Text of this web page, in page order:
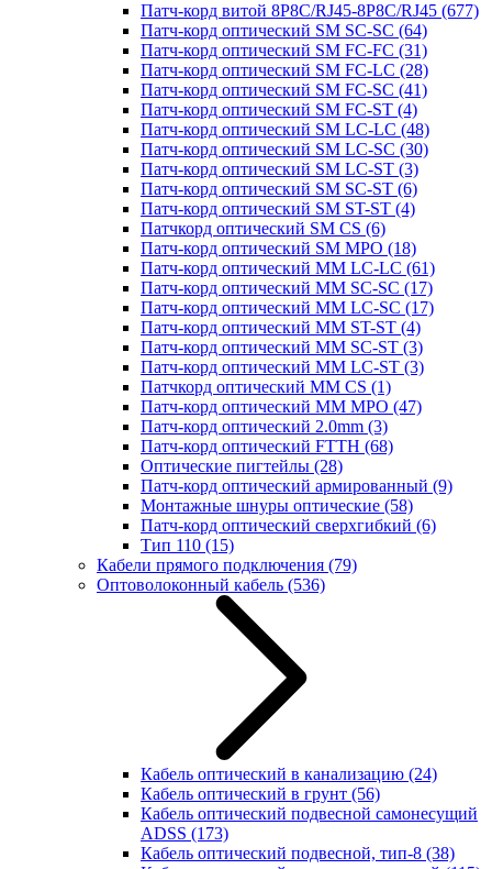
Патч-корд витой 8P8C/RJ45-8P8C/RJ45 (677)
Патч-корд оптический SM SC-SC (64)
Патч-корд оптический SM FC-FC (31)
Патч-корд оптический SM FC-LC (28)
Патч-корд оптический SM FC-SC (41)
Патч-корд оптический SM FC-ST (4)
Патч-корд оптический SM LC-LC (48)
Патч-корд оптический SM LC-SC (30)
Патч-корд оптический SM LC-ST (3)
Патч-корд оптический SM SC-ST (6)
Патч-корд оптический SM ST-ST (4)
Патчкорд оптический SM CS (6)
Патч-корд оптический SM MPO (18)
Патч-корд оптический MM LC-LC (61)
Патч-корд оптический MM SC-SC (17)
Патч-корд оптический MM LC-SC (17)
Патч-корд оптический MM ST-ST (4)
Патч-корд оптический MM SC-ST (3)
Патч-корд оптический MM LC-ST (3)
Патчкорд оптический MM CS (1)
Патч-корд оптический MM MPO (47)
Патч-корд оптический 2.0mm (3)
Патч-корд оптический FTTH (68)
Оптические пигтейлы (28)
Патч-корд оптический армированный (9)
Монтажные шнуры оптические (58)
Патч-корд оптический сверхгибкий (6)
Тип 110 (15)
Кабели прямого подключения (79)
Оптоволоконный кабель (536)
Кабель оптический в канализацию (24)
Кабель оптический в грунт (56)
Кабель оптический подвесной самонесущий
ADSS (173)
Кабель оптический подвесной, тип-8 (38)